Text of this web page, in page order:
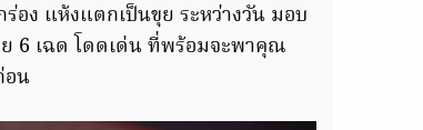
อง แห้งแตกเป็นขุย ระหว่างวัน มอบ
6 เฉด โดดเด่น ที่พร้อมจะพาคุณ
อน